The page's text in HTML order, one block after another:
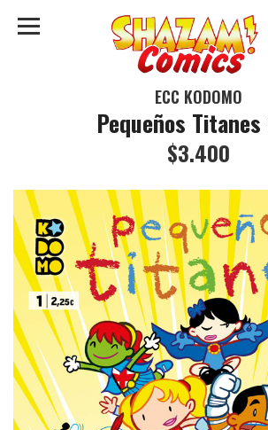
ECC KODOMO
Pequeños Titanes
$3.400